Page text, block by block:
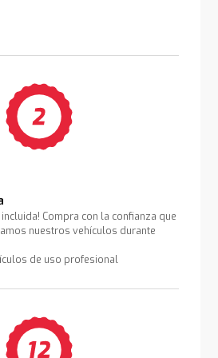
incluida! Compra con la confianza que
nuestros vehículos durante
de uso profesional